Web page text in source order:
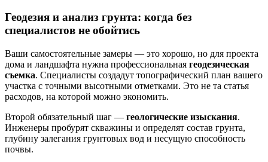
Геодезия и анализ грунта: когда без
специалистов не обойтись
Ваши самостоятельные замеры — это хорошо, но для проекта
дома и ландшафта нужна профессиональная геодезическая
съемка. Специалисты создадут топографический план вашего
участка с точными высотными отметками. Это не та статья
расходов, на которой можно экономить.
Второй обязательный шаг — геологические изыскания.
Инженеры пробурят скважины и определят состав грунта,
глубину залегания грунтовых вод и несущую способность
почвы.